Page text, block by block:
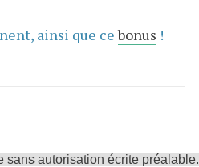
ainsi que cebonus !
sans autorisation écrite préalable.